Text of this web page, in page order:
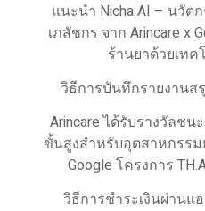
แนะนำ Nicha AI – นวัต
เภสัชกร จาก Arincare x
ร้านยาด้วยเท
วิธีการบันทึกรายงาน
Arincare ได้รับรางวัลช
ขั้นสูงสำหรับอุตสาหกรรม
Google โครงการ
วิธีการชำระเงินผ่านแ